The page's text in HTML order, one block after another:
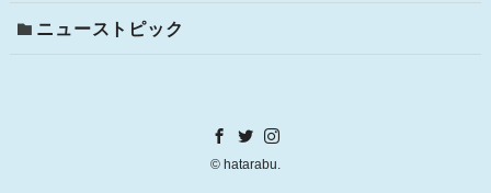
ニューストピック
© hatarabu.